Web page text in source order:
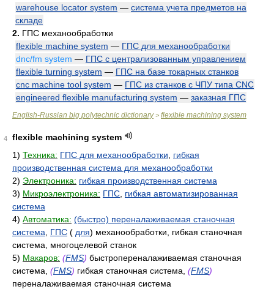
warehouse locator system — система учета предметов на
складе
2. ГПС механообработки
flexible machine system — ГПС для механообработки
dnc/fm system — ГПС с централизованным управлением
flexible turning system — ГПС на базе токарных станков
cnc machine tool system — ГПС из станков с ЧПУ типа CNC
engineered flexible manufacturing system — заказная ГПС
English-Russian big polytechnic dictionary> flexible machining system
4
flexible machining system
1) Техника: ГПС для механообработки
гибкая
производственная система для механообработки
2) Электроника: гибкая производственная система
3) Микроэлектроника: ГПС гибкая автоматизированная
система
4) Автоматика: (быстро) переналаживаемая станочная
система
ГПС ( для) механообработки, гибкая станочная
система, многоцелевой станок
5) Макаров: (FMS) быстропереналаживаемая станочная
система, (FMS) гибкая станочная система, (FMS)
переналаживаемая станочная система